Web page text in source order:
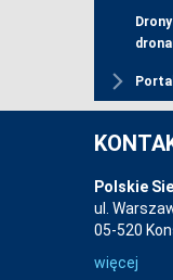
Polskie
ul.
05-520
więcej